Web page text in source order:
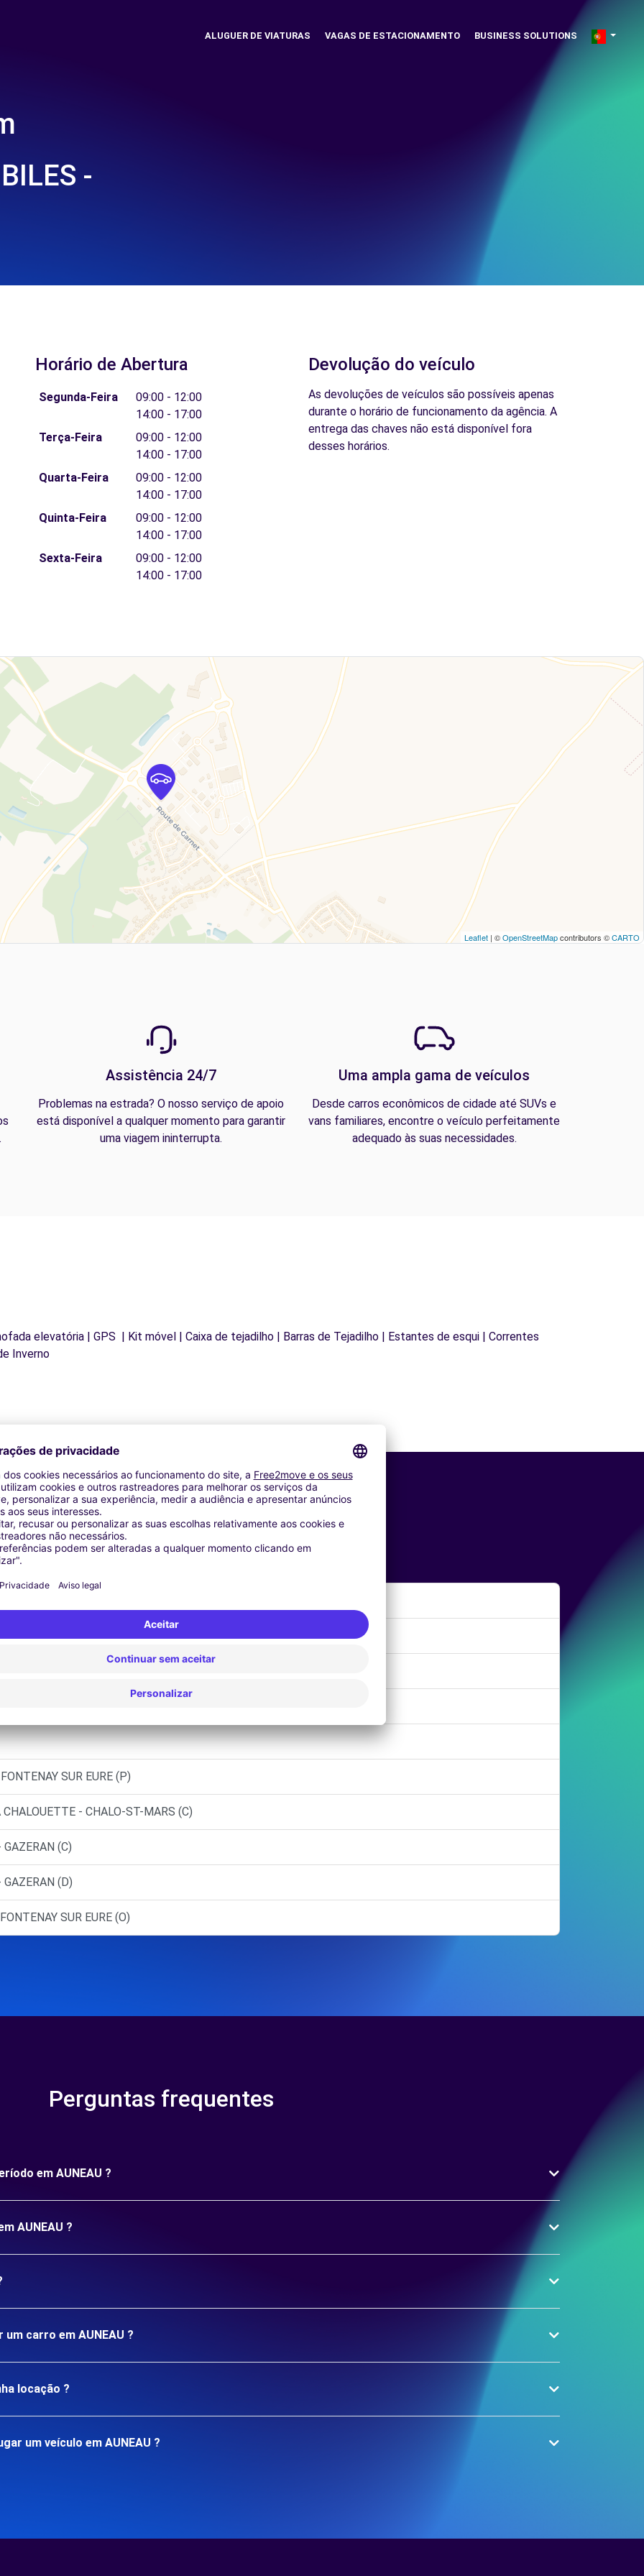
ALUGUER DE VIATURAS VAGAS DE ESTACIONAMENTO BUSINESS SOLUTIONS
-
Horário de Abertura
Segunda-Feira
09:00 - 12:00
14:00 - 17:00
Terça-Feira
09:00 - 12:00
14:00 - 17:00
Quarta-Feira
09:00 - 12:00
14:00 - 17:00
Quinta-Feira
09:00 - 12:00
14:00 - 17:00
Sexta-Feira
09:00 - 12:00
14:00 - 17:00
Devolução do veículo
As devoluções de veículos são possíveis apenas
durante o horário de funcionamento da agência. A
entrega das chaves não está disponível fora
desses horários.
Leaflet | ©OpenStreetMapcontributors ©CARTO
Assistência 24/7
Problemas na estrada? O nosso serviço de apoio
está disponível a qualquer momento para garantir
uma viagem ininterrupta.
Uma ampla gama de veículos
Desde carros econômicos de cidade até SUVs e
vans familiares, encontre o veículo perfeitamente
adequado às suas necessidades.
elevatória | GPS | Kit móvel | Caixa de tejadilho | Barras de Tejadilho | Estantes de esqui | Correntes
Inverno
Agências similares
SUR EURE (P)
- CHALO-ST-MARS (C)
(C)
(D)
SUR EURE (O)
Perguntas frequentes
em AUNEAU ?
AUNEAU ?
carro em AUNEAU ?
locação ?
um veículo em AUNEAU ?